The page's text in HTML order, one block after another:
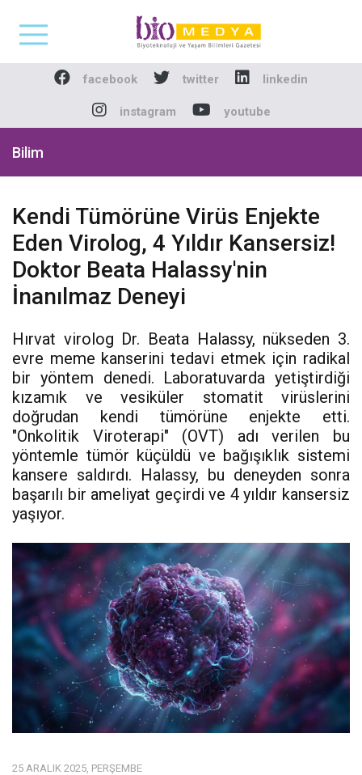
Biomedya -
facebook twitter linkedin
instagram youtube
Bilim
Kendi Tümörüne Virüs Enjekte
Eden Virolog, 4 Yıldır Kansersiz!
Doktor Beata Halassy'nin
İnanılmaz Deneyi
Hırvat virolog Dr. Beata Halassy, nükseden 3.
evre meme kanserini tedavi etmek için radikal
bir yöntem denedi. Laboratuvarda yetiştirdiği
kızamık ve vesiküler stomatit virüslerini
doğrudan kendi tümörüne enjekte etti.
"Onkolitik Viroterapi" (OVT) adı verilen bu
yöntemle tümör küçüldü ve bağışıklık sistemi
kansere saldırdı. Halassy, bu deneyden sonra
başarılı bir ameliyat geçirdi ve 4 yıldır kansersiz
yaşıyor.
25 ARALIK 2025, PERŞEMBE